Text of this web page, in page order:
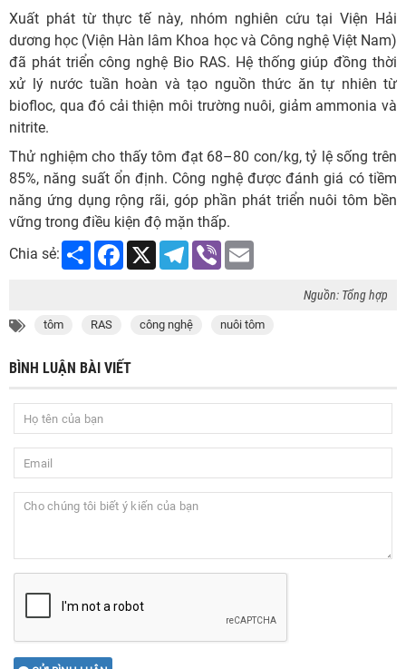
Xuất phát từ thực tế này, nhóm nghiên cứu tại Viện Hải
dương học (Viện Hàn lâm Khoa học và Công nghệ Việt Nam)
đã phát triển công nghệ Bio RAS. Hệ thống giúp đồng thời
xử lý nước tuần hoàn và tạo nguồn thức ăn tự nhiên từ
biofloc, qua đó cải thiện môi trường nuôi, giảm ammonia và
nitrite.
Thử nghiệm cho thấy tôm đạt 68–80 con/kg, tỷ lệ sống trên
85%, năng suất ổn định. Công nghệ được đánh giá có tiềm
năng ứng dụng rộng rãi, góp phần phát triển nuôi tôm bền
vững trong điều kiện độ mặn thấp.
Chia sẻ:
Share Facebook
X Telegram
Viber
Nguồn: Tổng hợp
tôm RAS công nghệ nuôi tôm
BÌNH LUẬN BÀI VIẾT